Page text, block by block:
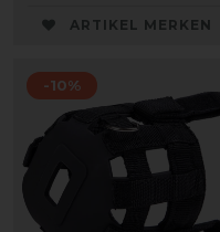
ARTIKEL MERKEN
-10%